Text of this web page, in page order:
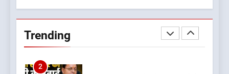
Trending
धामी सरकार का बड़ा एक्शन
3